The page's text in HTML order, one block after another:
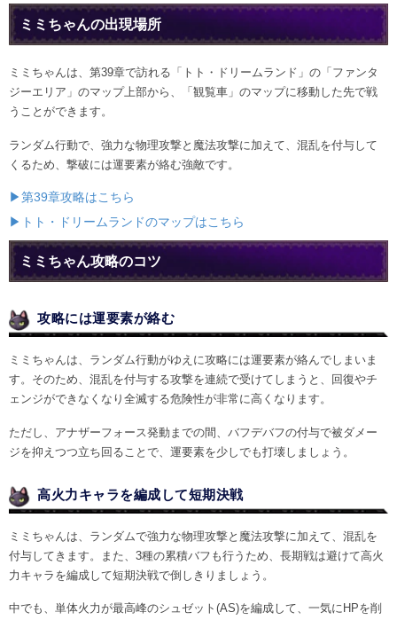
ミミちゃんの出現場所
ミミちゃんは、第39章で訪れる「トト・ドリームランド」の「ファンタ
ジーエリア」のマップ上部から、「観覧車」のマップに移動した先で戦
うことができます。
ランダム行動で、強力な物理攻撃と魔法攻撃に加えて、混乱を付与して
くるため、撃破には運要素が絡む強敵です。
▶第39章攻略はこちら
▶トト・ドリームランドのマップはこちら
ミミちゃん攻略のコツ
攻略には運要素が絡む
ミミちゃんは、ランダム行動がゆえに攻略には運要素が絡んでしまいま
す。そのため、混乱を付与する攻撃を連続で受けてしまうと、回復やチ
ェンジができなくなり全滅する危険性が非常に高くなります。
ただし、アナザーフォース発動までの間、バフデバフの付与で被ダメー
ジを抑えつつ立ち回ることで、運要素を少しでも打壊しましょう。
高火力キャラを編成して短期決戦
ミミちゃんは、ランダムで強力な物理攻撃と魔法攻撃に加えて、混乱を
付与してきます。また、3種の累積バフも行うため、長期戦は避けて高火
力キャラを編成して短期決戦で倒しきりましょう。
中でも、単体火力が最高峰のシュゼット(AS)を編成して、一気にHPを削